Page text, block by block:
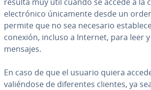
ele­c­tró­ni­co úni­ca­me­n­te desde un
permite que no sea necesario
conexión, incluso a Internet, para leer
mensajes.
En caso de que el usuario quiera
va­lié­n­do­se de di­fe­re­n­tes clientes, ya